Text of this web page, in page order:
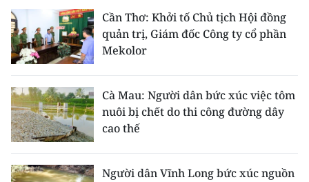
Cần Thơ: Khởi tố Chủ tịch Hội đồng
quản trị, Giám đốc Công ty cổ phần
Mekolor
Cà Mau: Người dân bức xúc việc tôm
nuôi bị chết do thi công đường dây
cao thế
Người dân Vĩnh Long bức xúc nguồn